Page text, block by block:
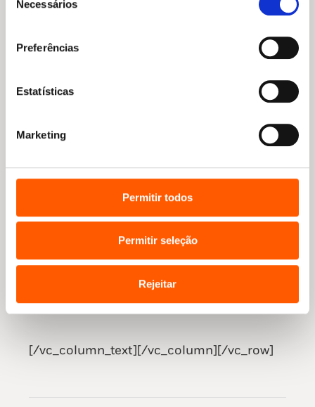
Necessários
Preferências
Estatísticas
Marketing
Permitir todos
Permitir seleção
Rejeitar
revolução porque estamos muito bem
culturais para crianças – não só livros –
que são verdadeiros atentados à
não podem ser tratadas com
sentido às palavras dos adultos, elas são
capazes de reescrever livros – portanto
e acutilância. São um público muito
público fácil, que papa tudo desde que
tenha uma bonecada qualquer. Não é bem
assim. Aliás, se o meu filho de 2 anos fosse
[/vc_column_text][/vc_column][/vc_row]